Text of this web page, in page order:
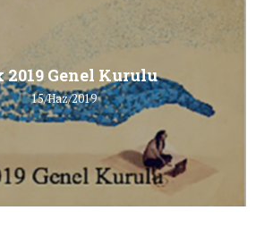
Genel Kurulu
15/Haz/2019